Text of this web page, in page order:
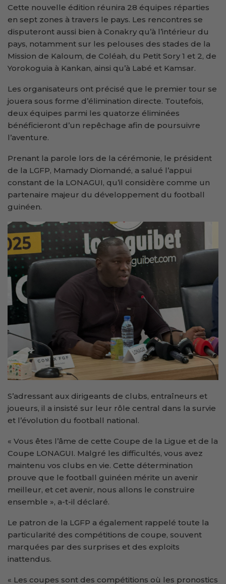
Cette nouvelle édition réunira 28 équipes réparties
en sept zones à travers le pays. Les rencontres se
disputeront aussi bien à Conakry qu’à l’intérieur du
pays, notamment sur les pelouses des stades de la
Mission de Kaloum, de Coléah, du Petit Sory 1 et 2, de
Yorokoguia à Kankan, ainsi qu’à Labé et Kamsar.
Les organisateurs ont précisé que le premier tour se
jouera sous forme d’élimination directe. Toutefois,
deux équipes parmi les quatorze éliminées
bénéficieront d’un repêchage afin de poursuivre
l’aventure.
Prenant la parole lors de la cérémonie, le président
de la LGFP, Mamady Diomandé, a salué l’appui
constant de la LONAGUI, qu’il considère comme un
partenaire majeur du développement du football
guinéen.
S’adressant aux dirigeants de clubs, entraîneurs et
joueurs, il a insisté sur leur rôle central dans la survie
et l’évolution du football national.
« Vous êtes l’âme de cette Coupe de la Ligue et de la
Coupe LONAGUI. Malgré les difficultés, vous avez
maintenu vos clubs en vie. Cette détermination
prouve que le football guinéen mérite un avenir
meilleur, et cet avenir, nous allons le construire
ensemble », a-t-il déclaré.
Le patron de la LGFP a également rappelé toute la
particularité des compétitions de coupe, souvent
marquées par des surprises et des exploits
inattendus.
« Les coupes sont des compétitions où les pronostics